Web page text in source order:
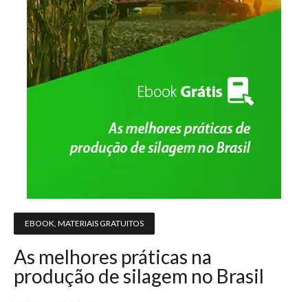
EBOOK MATERIAIS GRATUITOS
As melhores práticas na
produção de silagem no Brasil